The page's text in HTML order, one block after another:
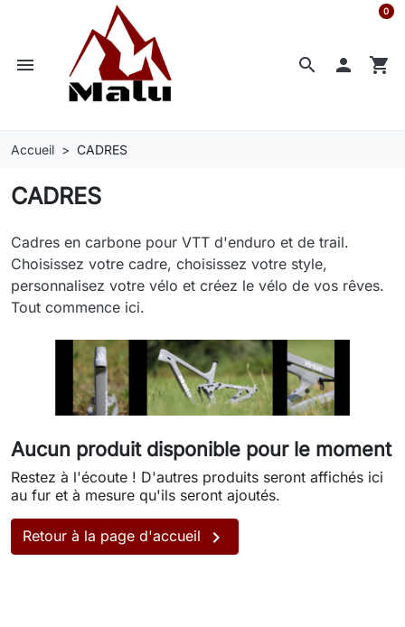
menu   shopping_cart
0
Accueil CADRES
CADRES
Cadres en carbone pour VTT d'enduro et de trail.
Choisissez votre cadre, choisissez votre style,
personnalisez votre vélo et créez le vélo de vos rêves.
Tout commence ici.
Aucun produit disponible pour le moment
Restez à l'écoute ! D'autres produits seront affichés ici
au fur et à mesure qu'ils seront ajoutés.
Retour à la page d'accueil 